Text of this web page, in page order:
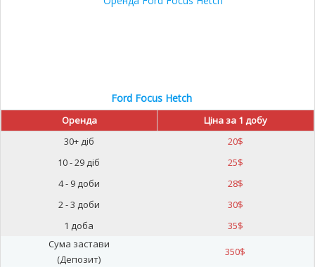
Ford Focus Hetch
Оренда
Ціна за 1 добу
30+ діб
20$
10 - 29 діб
25$
4 - 9 доби
28$
2 - 3 доби
30$
1 доба
35$
Сума застави
(Депозит)
350$